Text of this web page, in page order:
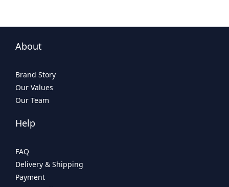
About
Brand Story
Our Values
Our Team
Help
FAQ
Delivery & Shipping
Payment